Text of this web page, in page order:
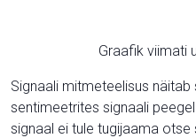
Graafik viimati
Signaali mitmeteelisus
sentimeetrites signaali
signaal ei tule tugijaama